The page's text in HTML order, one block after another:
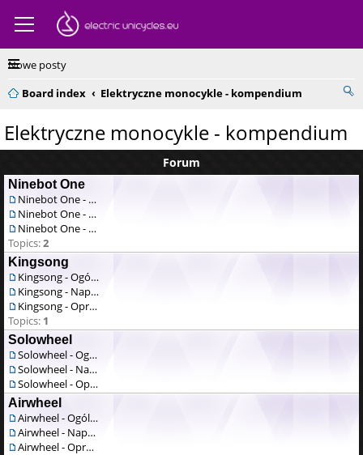
Nowe posty
Board index
Elektryczne monocykle - kompendium
Elektryczne monocykle - kompendium
Forum
Ninebot One
Ninebot One - Ogólne
Ninebot One - Naprawa / serwis
Ninebot One - Oprogramowanie
Topics:2
Kingsong
Kingsong - Ogólne
Kingsong - Naprawa / serwis
Kingsong - Oprogramowanie
Topics: 1
Solowheel
Solowheel - Ogólne
Solowheel - Naprawa / serwis
Solowheel - Oprogramowanie
Airwheel
Airwheel - Ogólne
Airwheel - Naprawa / serwis
Airwheel - Oprogramowanie